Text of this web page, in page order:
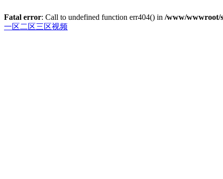
Fatal error: Call to undefined function err404() in /www/wwwroot/
一区二区三区视频